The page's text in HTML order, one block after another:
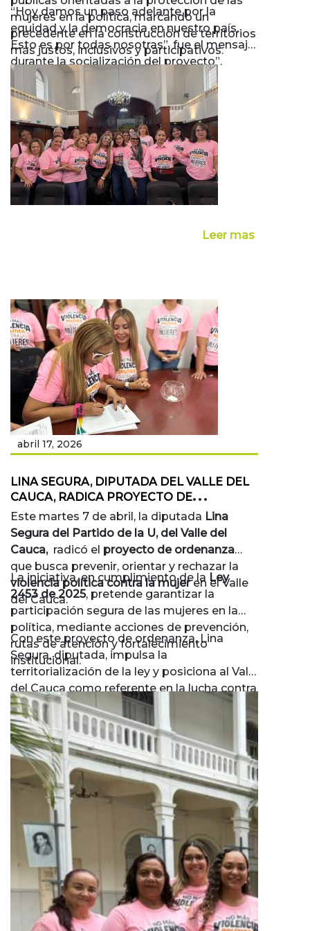
mujeres en la política, marcando un
precedente en la construcción de territorios
más justos, inclusivos y participativos.
“Hoy damos un paso adelante por la
equidad y la democracia en nuestro país.
Esto es por todas nosotras”, fue el mensaje
durante la socialización del proyecto”.
Leer mas
abril 17, 2026
LINA SEGURA, DIPUTADA DEL VALLE DEL
CAUCA, RADICA PROYECTO DE
ORDENANZA CONTRA LA VIOLENCIA
POLÍTICA HACIA LA MUJER
Este martes 7 de abril, la diputada Lina
Segura del Partido de la U, del Valle del
Cauca, radicó el proyecto de ordenanza
que busca prevenir, orientar y rechazar la
violencia política contra la mujeren el Valle
del Cauca.
La iniciativa, en cumplimiento de la Ley
2453 de 2025, pretende garantizar la
participación segura de las mujeres en la
política, mediante acciones de prevención,
rutas de atención y fortalecimiento
institucional.
Con este proyecto de ordenanza, Lina
Segura, diputada, impulsa la
territorialización de la ley y posiciona al Valle
del Cauca como referente en la lucha contra
la violencia política contra la mujer.